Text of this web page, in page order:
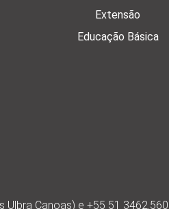
Extensão
Educação Básica
Ulbra Canoas) e +55 51